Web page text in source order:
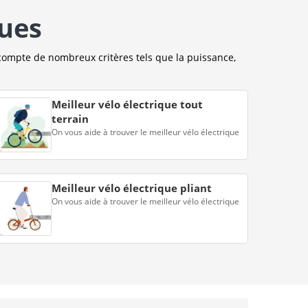
de nombreux critères tels que la puissance,
Meilleur vélo électrique tout
terrain
On vous aide à trouver le meilleur vélo électrique
Meilleur vélo électrique pliant
On vous aide à trouver le meilleur vélo électrique